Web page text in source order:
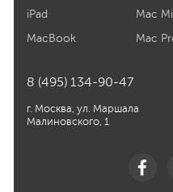
iPad
MacBook
Mac
Mac
8 (495) 134-90-47
г. Москва, ул. Маршала
Малиновского, 1